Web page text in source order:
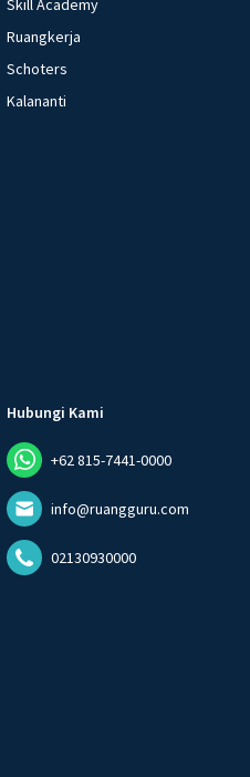
Skill Academy
Ruangkerja
Schoters
Kalananti
Hubungi Kami
+62 815-7441-0000
info@ruangguru.com
02130930000